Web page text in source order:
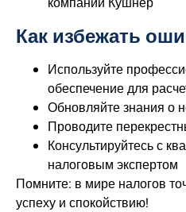
Как избежать
Используйте
обеспечение для
Обновляйте знания о
Проводите
Консультируйтесь с
налоговым экспертом
Помните: в мире налогов
успеху и спокойствию!